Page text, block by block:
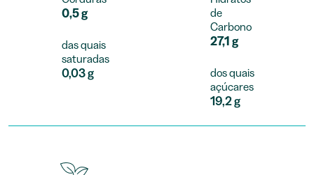
0,5 g
das quais
saturadas
0,03 g
de
Carbono
27,1 g
dos quais
açúcares
19,2 g